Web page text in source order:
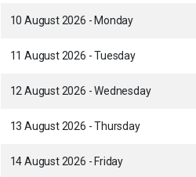
10 August 2026 - Monday
11 August 2026 - Tuesday
12 August 2026 - Wednesday
13 August 2026 - Thursday
14 August 2026 - Friday